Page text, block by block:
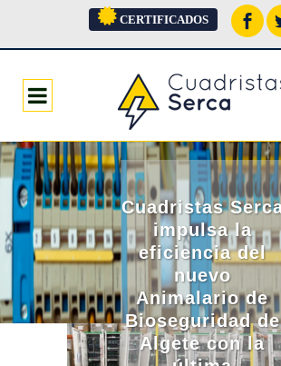
CERTIFICADOS
Cuadristas
impulsa la
eficiencia del
nuevo
Animalario de
Bioseguridad de
Algete con la